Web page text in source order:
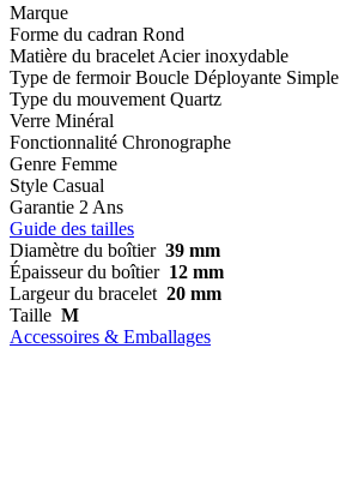
Marque
Forme du cadran Rond
Matière du bracelet Acier inoxydable
Type de fermoir Boucle Déployante Simple
Type du mouvement Quartz
Verre Minéral
Fonctionnalité Chronographe
Genre Femme
Style Casual
Garantie 2 Ans
Guide des tailles
Diamètre du boîtier 39 mm
Épaisseur du boîtier 12 mm
Largeur du bracelet 20 mm
Taille M
Accessoires & Emballages